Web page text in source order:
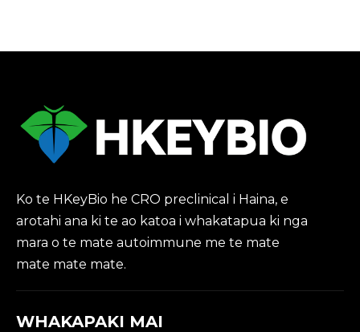
Ko te HKeyBio he CRO preclinical i Haina, e
arotahi ana ki te ao katoa i whakatapua ki nga
mara o te mate autoimmune me te mate
mate mate mate.
WHAKAPAKI MAI